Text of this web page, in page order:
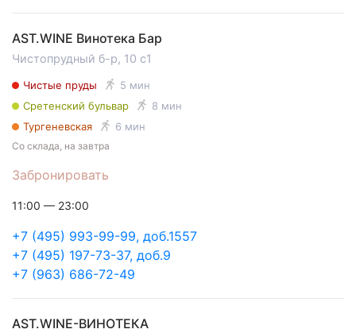
AST.WINE Винотека Бар
Чистопрудный б-р, 10 с1
Чистые пруды
5 мин
Сретенский бульвар
8 мин
Тургеневская
6 мин
Забронировать
Со склада, на завтра
+7 (495) 993-99-99, доб.1557
+7 (495) 197-73-37, доб.9
+7 (963) 686-72-49
11:00 — 23:00
AST.WINE-ВИНОТЕКА